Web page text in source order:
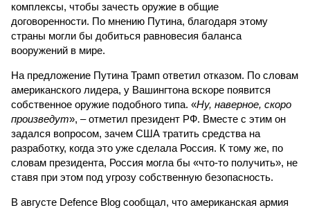
комплексы, чтобы зачесть оружие в общие
договоренности. По мнению Путина, благодаря этому
страны могли бы добиться равновесия баланса
вооружений в мире.
На предложение Путина Трамп ответил отказом. По словам
американского лидера, у Вашингтона вскоре появится
собственное оружие подобного типа. «Ну, наверное, скоро
произведут», – отметил президент РФ. Вместе с этим он
задался вопросом, зачем США тратить средства на
разработку, когда это уже сделала Россия. К тому же, по
словам президента, Россия могла бы «что-то получить», не
ставя при этом под угрозу собственную безопасность.
В августе Defence Blog сообщал, что американская армия